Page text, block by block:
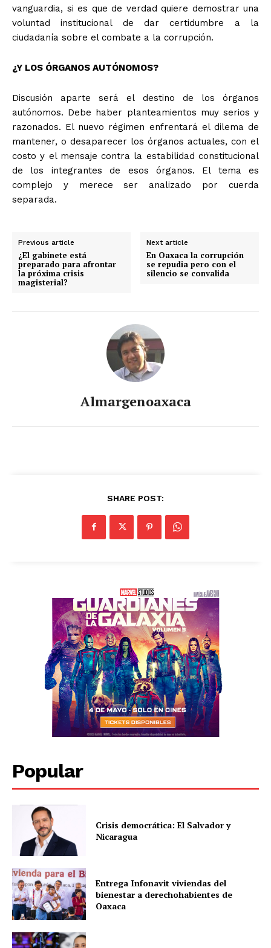
vanguardia, si es que de verdad quiere demostrar una
voluntad institucional de dar certidumbre a la
ciudadanía sobre el combate a la corrupción.
¿Y LOS ÓRGANOS AUTÓNOMOS?
Discusión aparte será el destino de los órganos
autónomos. Debe haber planteamientos muy serios y
razonados. El nuevo régimen enfrentará el dilema de
mantener, o desaparecer los órganos actuales, con el
costo y el mensaje contra la estabilidad constitucional
de los integrantes de esos órganos. El tema es
complejo y merece ser analizado por cuerda
separada.
Previous article
¿El gabinete está
preparado para afrontar
la próxima crisis
magisterial?
Next article
En Oaxaca la corrupción
se repudia pero con el
silencio se convalida
Almargenoaxaca
SHARE POST:
Popular
Crisis democrática: El Salvador y
Nicaragua
Entrega Infonavit viviendas del
bienestar a derechohabientes de
Oaxaca